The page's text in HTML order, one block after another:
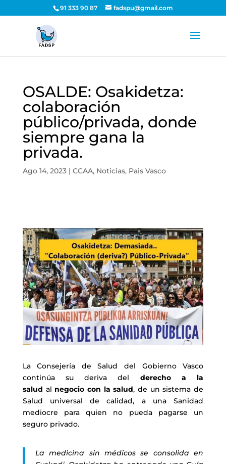
91 333 90 87 fadspu@gmail.com
OSALDE: Osakidetza:
colaboración
público/privada, donde
siempre gana la
privada.
Ago 14, 2023| CCAA, Noticias, Pais Vasco
La Consejería de Salud del Gobierno Vasco
continúa su deriva del derecho a la
salud al negocio con la salud, de un sistema de
Salud universal de calidad, a una Sanidad
mediocre para quien no pueda pagarse un
seguro privado.
La medicina sin médicos se consolida en